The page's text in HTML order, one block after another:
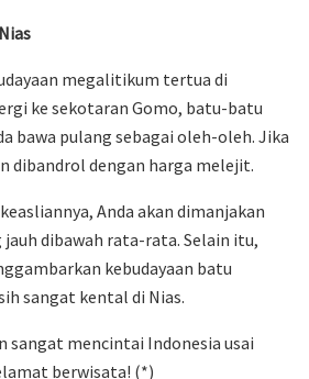
megalitikum tertua di
ke sekotaran Gomo, batu-batu
bawa pulang sebagai oleh-oleh. Jika
dibandrol dengan harga melejit.
Anda akan dimanjakan
jauh dibawah rata-rata. Selain itu,
kebudayaan batu
sangat kental di Nias.
sangat mencintai Indonesia usai
berwisata! (*)